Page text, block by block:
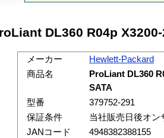
DL360 R04p X3200-
メーカー
Hewlett-Packard
商品名
ProLiant DL360
SATA
型番
379752-291
保証条件
当社販売日後オン
JANコード
4948382388155